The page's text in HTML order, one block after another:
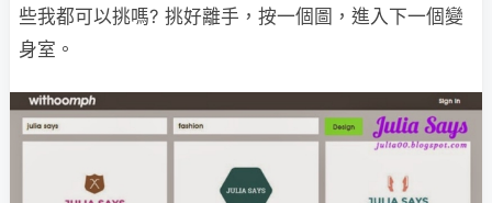
些我都可以挑嗎? 挑好離手，按一個圖，進入下一個變
身室。